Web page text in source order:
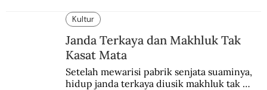
Muhammad Ali.
Kultur
Janda Terkaya dan Makhluk Tak
Kasat Mata
Setelah mewarisi pabrik senjata suaminya,
hidup janda terkaya diusik makhluk tak